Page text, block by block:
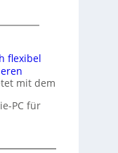
flexibel
mit dem
PC für